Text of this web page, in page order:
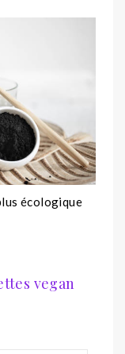
écologique
vegan